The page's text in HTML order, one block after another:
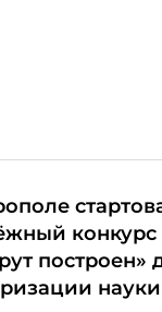
конкурс
построен»
науки